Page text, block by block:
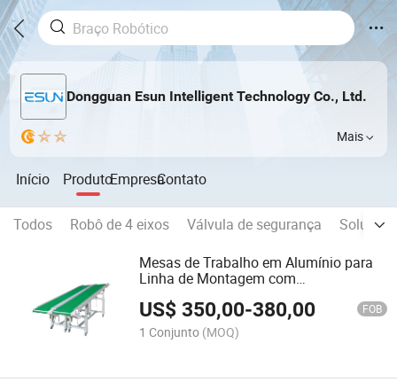
Dongguan Esun Intelligent Technology Co., Ltd.
Mais
Início ProdutoEmpresaContato
Todos Robô de 4 eixos Válvula de segurança
Solução
Mesas de Trabalho em Alumínio para
Linha de Montagem com
US$350,00-380,00 FOB
1 Conjunto (MOQ)